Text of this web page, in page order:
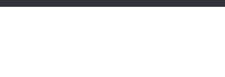
创作者经济